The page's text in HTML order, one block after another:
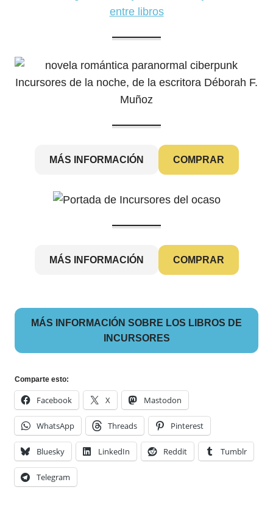
entre libros
MÁS INFORMACIÓN COMPRAR
MÁS INFORMACIÓN COMPRAR
MÁS INFORMACIÓN SOBRE LOS LIBROS DE
INCURSORES
Comparte esto:
Facebook X Mastodon
WhatsApp Threads Pinterest
Bluesky LinkedIn Reddit Tumblr
Telegram